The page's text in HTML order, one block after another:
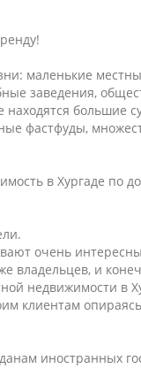
маленькие
заведения,
находятся большие
фастфуды,
в Хургаде по
очень
владельцев, и
недвижимости в
клиентам
иностранных